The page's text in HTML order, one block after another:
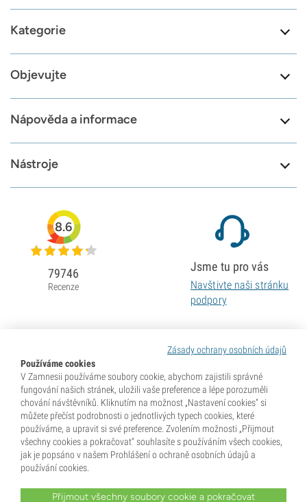
Kategorie
Objevujte
Nápověda a informace
Nástroje
Zásady ochrany osobních údajů
Používáme cookies
V Zamnesii používáme soubory cookie, abychom zajistili správné
fungování našich stránek, uložili vaše preference a lépe porozuměli
chování návštěvníků. Kliknutím na možnost „Nastavení cookies“ si
můžete přečíst podrobnosti o jednotlivých typech cookies, které
používáme, a upravit si své preference. Zvolením možnosti „Přijmout
všechny cookies a pokračovat“ souhlasíte s používáním všech cookies,
jak je popsáno v našem Prohlášení o ochraně osobních údajů a
používání cookies.
Přijmout všechny soubory cookie a pokračovat
8.6
79746
Recenze
Jsme tu pro vás
Navštivte naši stránku
podpory